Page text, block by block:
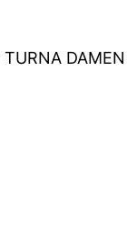
DAMEN